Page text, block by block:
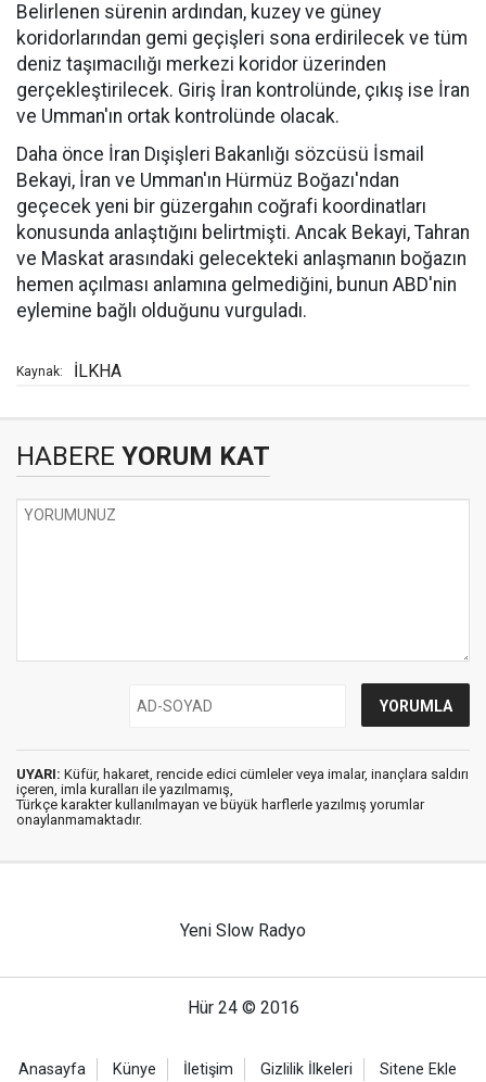
Belirlenen sürenin ardından, kuzey ve güney
koridorlarından gemi geçişleri sona erdirilecek ve tüm
deniz taşımacılığı merkezi koridor üzerinden
gerçekleştirilecek. Giriş İran kontrolünde, çıkış ise İran
ve Umman'ın ortak kontrolünde olacak.
Daha önce İran Dışişleri Bakanlığı sözcüsü İsmail
Bekayi, İran ve Umman'ın Hürmüz Boğazı'ndan
geçecek yeni bir güzergahın coğrafi koordinatları
konusunda anlaştığını belirtmişti. Ancak Bekayi, Tahran
ve Maskat arasındaki gelecekteki anlaşmanın boğazın
hemen açılması anlamına gelmediğini, bunun ABD'nin
eylemine bağlı olduğunu vurguladı.
Kaynak: İLKHA
HABERE YORUM KAT
UYARI: Küfür, hakaret, rencide edici cümleler veya imalar, inançlara saldırı
içeren, imla kuralları ile yazılmamış,
Türkçe karakter kullanılmayan ve büyük harflerle yazılmış yorumlar
onaylanmamaktadır.
Yeni Slow Radyo
Hür 24 © 2016
Anasayfa Künye İletişim Gizlilik İlkeleri Sitene Ekle